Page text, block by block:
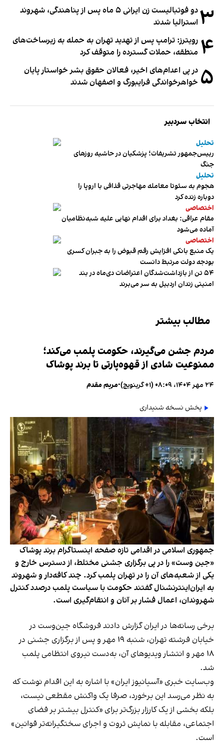
۳
دو فوتبالیست زن ایرانی ۵ ماه پس از پناهندگی، شهروند
استرالیا شدند
۴ رویترز: ترامپ پس از تهدید تهران به حمله به زیرساخت‌های
منطقه، حملات گسترده را متوقف کرد
۵ در پی اعدام‌های اخیر، فعالان حقوق بشر خواستار پایان
خواهرخواندگی فرایبورگ و اصفهان شدند
انتخاب سردبیر
تحلیل
رییس‌جمهور تشریفات؛ پزشکیان در حاشیه روزهای
جنگ
تحلیل
هجوم به سئوتا معامله مهاجرتی قذافی با اروپا را
دوباره زنده کرد
اختصاصی
مقام عراقی: بغداد برای اقدام نهایی علیه شبه‌نظامیان
آماده می‌شود
اختصاصی
یک منبع بانکی افزایش رقم قبوض را به جبران کسری
بودجه دولت مرتبط دانست
۵۴ تن از بازداشت‌شدگان اعتراضات دی‌ماه در بند
امنیتی زندان اردبیل به سر می‌برند
مطالب بیشتر
مردم جشن می‌گیرند، حکومت پلمب می‌کند؛
ممنوعیت شادی از قهوه‌پارتی تا برند پوشاک
۲۴ مهر ۱۴۰۴، ۰۸:۰۹ (‎+۱ گرینویچ) •مریم مقدم
پخش نسخه شنیداری
جمهوری اسلامی در اقدامی تازه صفحه اینستاگرام برند پوشاک
«جین وست» را در پی برگزاری جشنی مختلط، از دسترس خارج و
یکی از شعبه‌های آن را در تهران پلمب کرد. چند کافه‌‌دار و شهروند
به ایران‌اینترنشنال گفتند حکومت با سیاست پلمب درصدد کنترل
شهروندان، اعمال فشار بر آنان و انتقام‌گیری است.
برخی رسانه‌ها در ایران گزارش دادند فروشگاه جین‌وست در
خیابان فرشته تهران، شنبه ۱۹ مهر و پس از برگزاری جشنی در
۱۸ مهر و انتشار ویدیوهای آن، به‌دست نیروی انتظامی پلمب
شد.
وب‌سایت خبری «آسیانیوز ایران» با اشاره به این اقدام نوشت که
به نظر می‌رسد این برخورد، صرفا یک واکنش مقطعی نیست،
بلکه بخشی از یک کارزار بزرگ‌تر برای «کنترل بیشتر بر فضای
اجتماعی، مقابله با نمایش ثروت و اجرای سختگیرانه‌تر قوانین»
است.